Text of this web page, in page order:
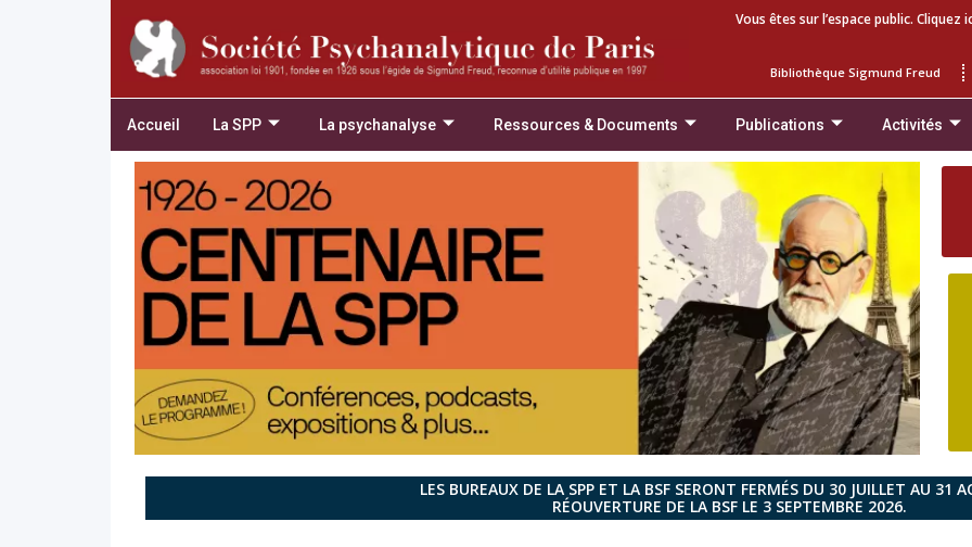
Vous êtes sur l’espace public.
Bibliothèque Sigmund Freud
Accueil La SPP La psychanalyse Ressources & Documents Publications Activités
LES BUREAUX DE LA SPP ET LA BSF SERONT FERMÉS DU 30 JUILLET AU 31
RÉOUVERTURE DE LA BSF LE 3 SEPTEMBRE 2026.